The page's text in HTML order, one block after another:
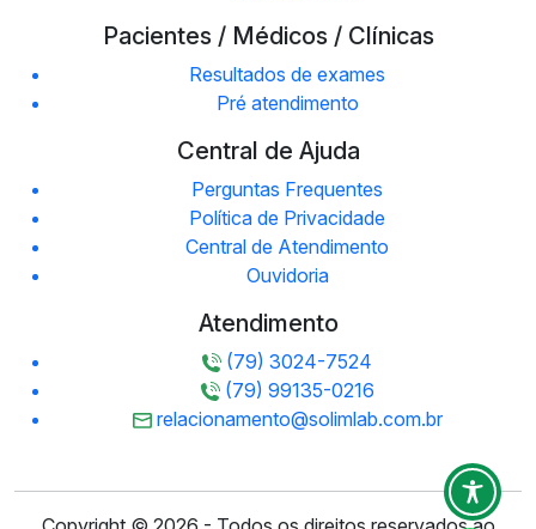
Pacientes / Médicos / Clínicas
Resultados de exames
Pré atendimento
Central de Ajuda
Perguntas Frequentes
Política de Privacidade
Central de Atendimento
Ouvidoria
Atendimento
(79) 3024-7524
(79) 99135-0216
relacionamento@solimlab.com.br